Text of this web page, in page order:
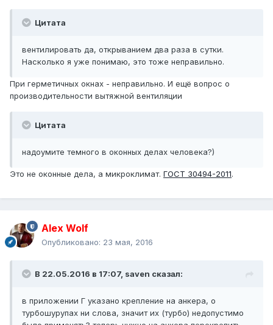
Цитата
вентилировать да, открыванием два раза в сутки.
Насколько я уже понимаю, это тоже неправильно.
При герметичных окнах - неправильно. И ещё вопрос о
производительности вытяжной вентиляции
Цитата
надоумите темного в оконных делах человека?)
Это не оконные дела, а микроклимат. ГОСТ 30494-2011.
Alex Wolf
Опубликовано: 23 мая, 2016
В 22.05.2016 в 17:07, saven сказал:
в приложении Г указано крепление на анкера, о
турбошурупах ни слова, значит их (турбо) недопустимо